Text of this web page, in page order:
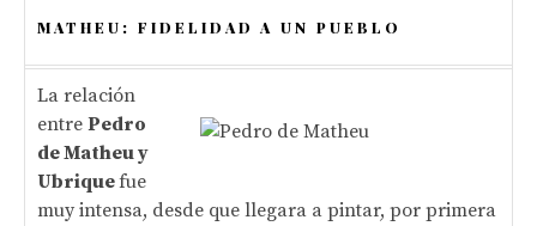
MATHEU: FIDELIDAD A UN PUEBLO
La relación
entre Pedro
de Matheu y
Ubriquefue
muy intensa, desde que llegara a pintar, por primera